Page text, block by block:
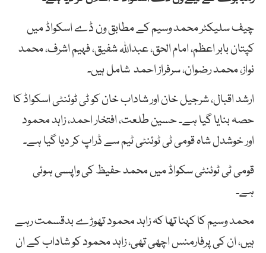
چیفسلیکٹرمحمدوسیمکےمطابقونڈےاسکواڈمیں
کپتانبابراعظم، امامالحق،عبداللہشفیق،فہیماشرف،محمد
نواز،محمدرضوان،سرفرازاحمد شاملہیں۔
ارشد اقبال، شرجیل خان اور شاداب خان کو ٹی ٹوئنٹی اسکواڈ کا
حصہ بنایا گیا ہے۔ حسین طلعت، افتخار احمد، زاہد محمود
اور خوشدل شاہ قومی ٹی ٹوئنٹی ٹیم سے ڈراپ کر دیا گیا ہے۔
قومیٹیٹوئنٹیسکواڈمیںمحمدحفیظکیواپسی ہوئی
ہے۔
محمد وسیم کا کہنا تھا کہ زاہد محمود تھوڑے بدقسمت رہے
ہیں، ان کی پرفارمنس اچھی تھی، زاہد محمود کو شاداب کے ان